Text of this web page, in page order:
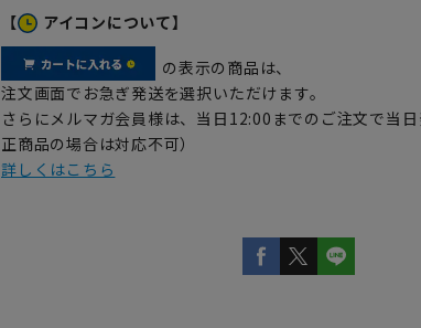
【 アイコンについて】
の表示の商品は、
注文画面でお急ぎ発送を選択いただけます。
さらにメルマガ会員様は、当日12:00までのご注文で当
正商品の場合は対応不可）
詳しくはこちら